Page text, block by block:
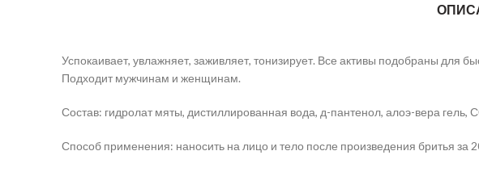
Успокаивает, увлажняет, заживляет, тонизирует. Все активы подобраны для
Подходит мужчинам и женщинам.
Состав: гидролат мяты, дистиллированная вода, д-пантенол, алоэ-вера
Способ применения: наносить на лицо и тело после произведения бритья за